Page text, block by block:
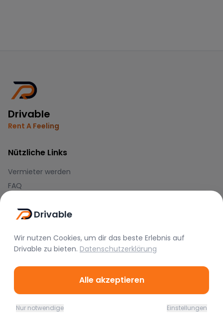
Drivable
Rent A Feeling
Nützliche Links
Vermieter werden
FAQ
TikTok
Rechtliches
Datenschutz
Impressum
Blog
Drivable
Wir nutzen Cookies, um dir das beste Erlebnis auf
Drivable zu bieten. Datenschutzerklärung
Alle akzeptieren
Nur notwendige Einstellungen